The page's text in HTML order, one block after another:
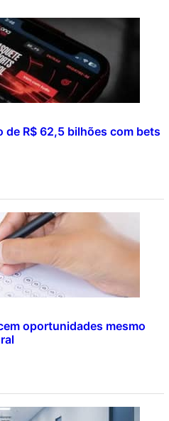
R$ 62,5 bilhões com bets
oportunidades mesmo